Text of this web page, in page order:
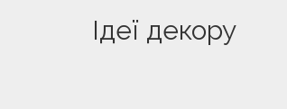
Ідеї декору